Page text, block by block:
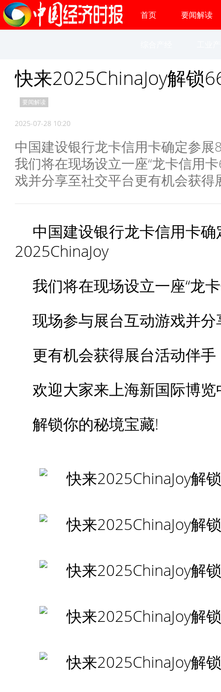
首页 要闻解读
快来2025ChinaJoy解锁
要闻解读
2025-07-28 10:20
中国建设银行龙卡信用卡确定参
我们将在现场设立一座“龙卡信用
戏并分享至社交平台更有机会获
中国建设银行龙卡信用卡
2025ChinaJoy
我们将在现场设立一座“龙
现场参与展台互动游戏并
更有机会获得展台活动伴手
欢迎大家来上海新国际博览
解锁你的秘境宝藏!